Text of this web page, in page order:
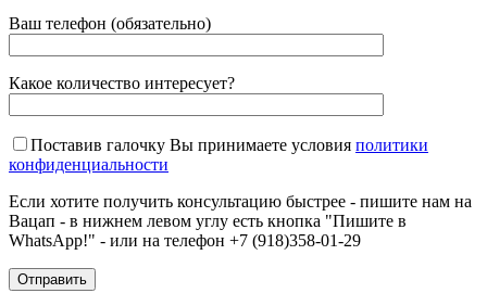
Ваш телефон (обязательно)
Какое количество интересует?
Поставив галочку Вы принимаете условия политики
конфиденциальности
Если хотите получить консультацию быстрее - пишите нам на
Вацап - в нижнем левом углу есть кнопка "Пишите в
WhatsApp!" - или на телефон +7 (918)358-01-29